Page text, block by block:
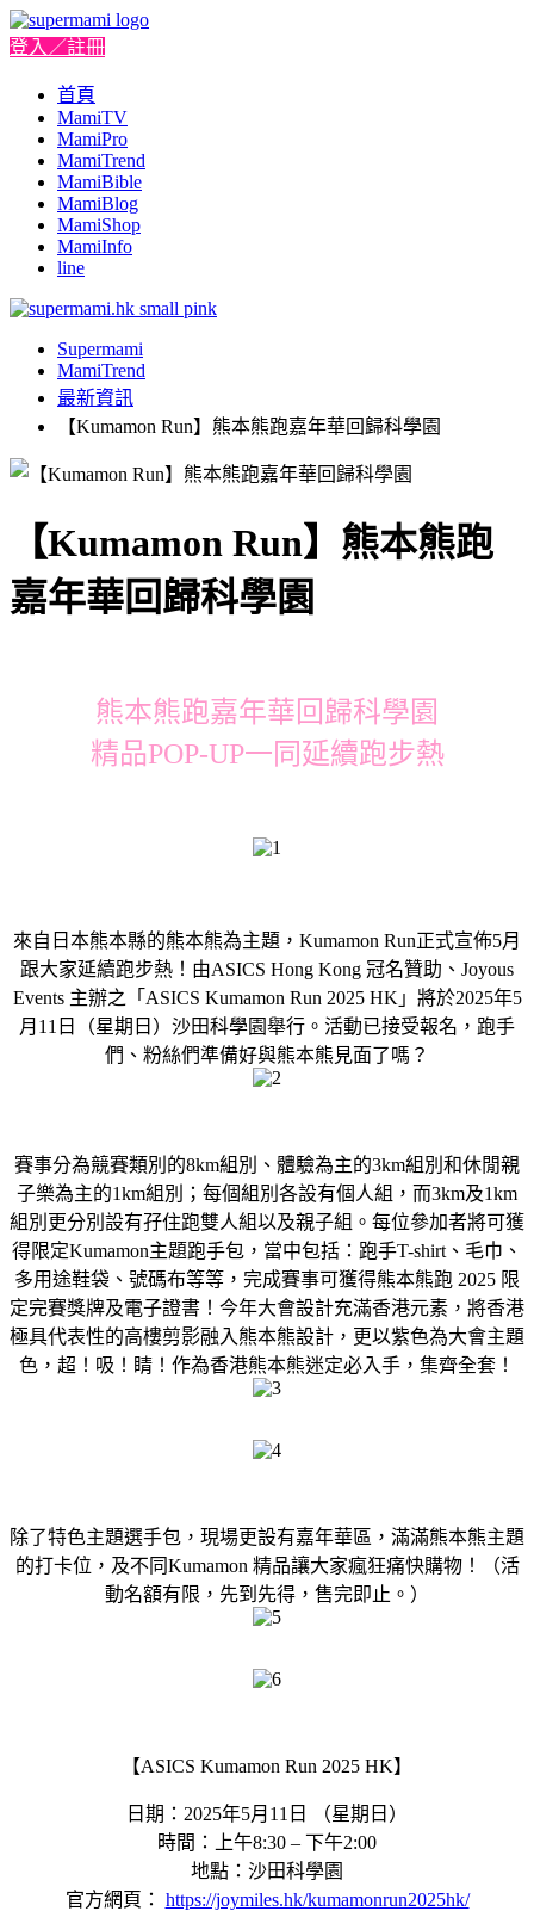
登入／註冊
首頁
MamiTV
MamiPro
MamiTrend
MamiBible
MamiBlog
MamiShop
MamiInfo
line
Supermami
MamiTrend
最新資訊
【Kumamon Run】熊本熊跑嘉年華回歸科學園
【Kumamon Run】熊本熊跑
嘉年華回歸科學園
熊本熊跑嘉年華回歸科學園
精品POP-UP一同延續跑步熱
來自日本熊本縣的熊本熊為主題，Kumamon Run正式宣佈5月
跟大家延續跑步熱！由ASICS Hong Kong 冠名贊助、Joyous
Events 主辦之「ASICS Kumamon Run 2025 HK」將於2025年5
月11日（星期日）沙田科學園舉行。活動已接受報名，跑手
們、粉絲們準備好與熊本熊見面了嗎？
賽事分為競賽類別的8km組別、體驗為主的3km組別和休閒親
子樂為主的1km組別；每個組別各設有個人組，而3km及1km
組別更分別設有孖住跑雙人組以及親子組。每位參加者將可獲
得限定Kumamon主題跑手包，當中包括：跑手T-shirt、毛巾、
多用途鞋袋、號碼布等等，完成賽事可獲得熊本熊跑 2025 限
定完賽獎牌及電子證書！今年大會設計充滿香港元素，將香港
極具代表性的高樓剪影融入熊本熊設計，更以紫色為大會主題
色，超！吸！睛！作為香港熊本熊迷定必入手，集齊全套！
除了特色主題選手包，現場更設有嘉年華區，滿滿熊本熊主題
的打卡位，及不同Kumamon 精品讓大家瘋狂痛快購物！（活
動名額有限，先到先得，售完即止。）
【ASICS Kumamon Run 2025 HK】
日期：2025年5月11日 （星期日）
時間：上午8:30 – 下午2:00
地點：沙田科學園
官方網頁： https://joymiles.hk/kumamonrun2025hk/